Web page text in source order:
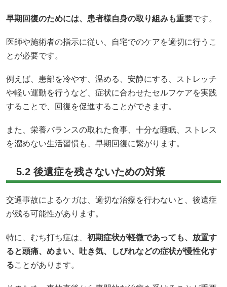
早期回復のためには、患者様自身の取り組みも重要です。
医師や施術者の指示に従い、自宅でのケアを適切に行うこ
とが必要です。
例えば、患部を冷やす、温める、安静にする、ストレッチ
や軽い運動を行うなど、症状に合わせたセルフケアを実践
することで、回復を促進することができます。
また、栄養バランスの取れた食事、十分な睡眠、ストレス
を溜めない生活習慣も、早期回復に繋がります。
5.2 後遺症を残さないための対策
交通事故によるケガは、適切な治療を行わないと、後遺症
が残る可能性があります。
特に、むち打ち症は、 初期症状が軽微であっても、放置す
ると頭痛、めまい、吐き気、しびれなどの症状が慢性化す
ることがあります。